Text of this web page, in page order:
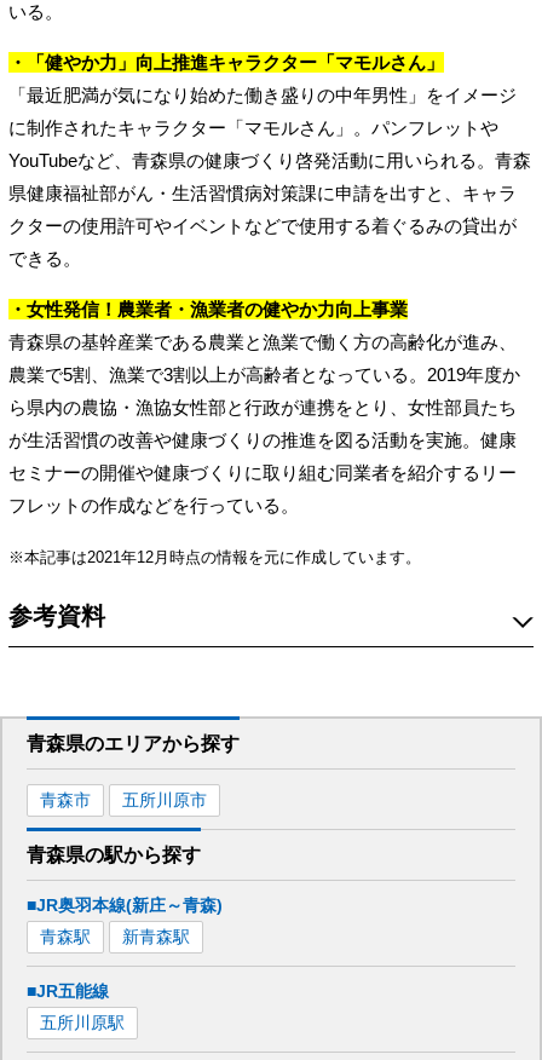
いる。
・「健やか力」向上推進キャラクター「マモルさん」
「最近肥満が気になり始めた働き盛りの中年男性」をイメージ
に制作されたキャラクター「マモルさん」。パンフレットや
YouTubeなど、青森県の健康づくり啓発活動に用いられる。青森
県健康福祉部がん・生活習慣病対策課に申請を出すと、キャラ
クターの使用許可やイベントなどで使用する着ぐるみの貸出が
できる。
・女性発信！農業者・漁業者の健やか力向上事業
青森県の基幹産業である農業と漁業で働く方の高齢化が進み、
農業で5割、漁業で3割以上が高齢者となっている。2019年度か
ら県内の農協・漁協女性部と行政が連携をとり、女性部員たち
が生活習慣の改善や健康づくりの推進を図る活動を実施。健康
セミナーの開催や健康づくりに取り組む同業者を紹介するリー
フレットの作成などを行っている。
※本記事は2021年12月時点の情報を元に作成しています。
参考資料
青森県のエリアから探す
青森市 五所川原市
青森県の駅から探す
■JR奥羽本線(新庄～青森)
青森駅 新青森駅
■JR五能線
五所川原駅